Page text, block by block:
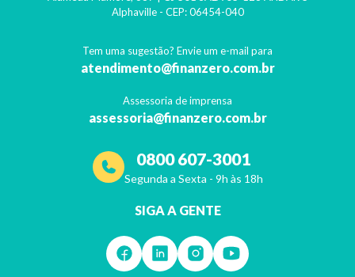
Alphaville- CEP: 06454-040
Tem uma sugestão? Envie um e-mail para
atendimento@finanzero.com.br
Assessoria de imprensa
assessoria@finanzero.com.br
0800 607-3001
Segunda a Sexta - 9h às 18h
SIGA A GENTE